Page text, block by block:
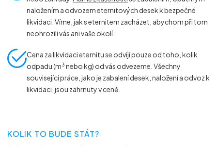
naložením a odvozem eternitových desek k bezpečné
likvidaci. Víme, jak s eternitem zacházet, abychom při tom
neohrozili vás ani vaše okolí.
Cena za likvidaci eternitu se odvíjí pouze od toho, kolik
odpadu (m3 nebo kg) od vás odvezeme. Všechny
související práce, jako je zabalení desek, naložení a odvoz k
likvidaci, jsou zahrnuty v ceně.
KOLIK TO BUDE STÁT?